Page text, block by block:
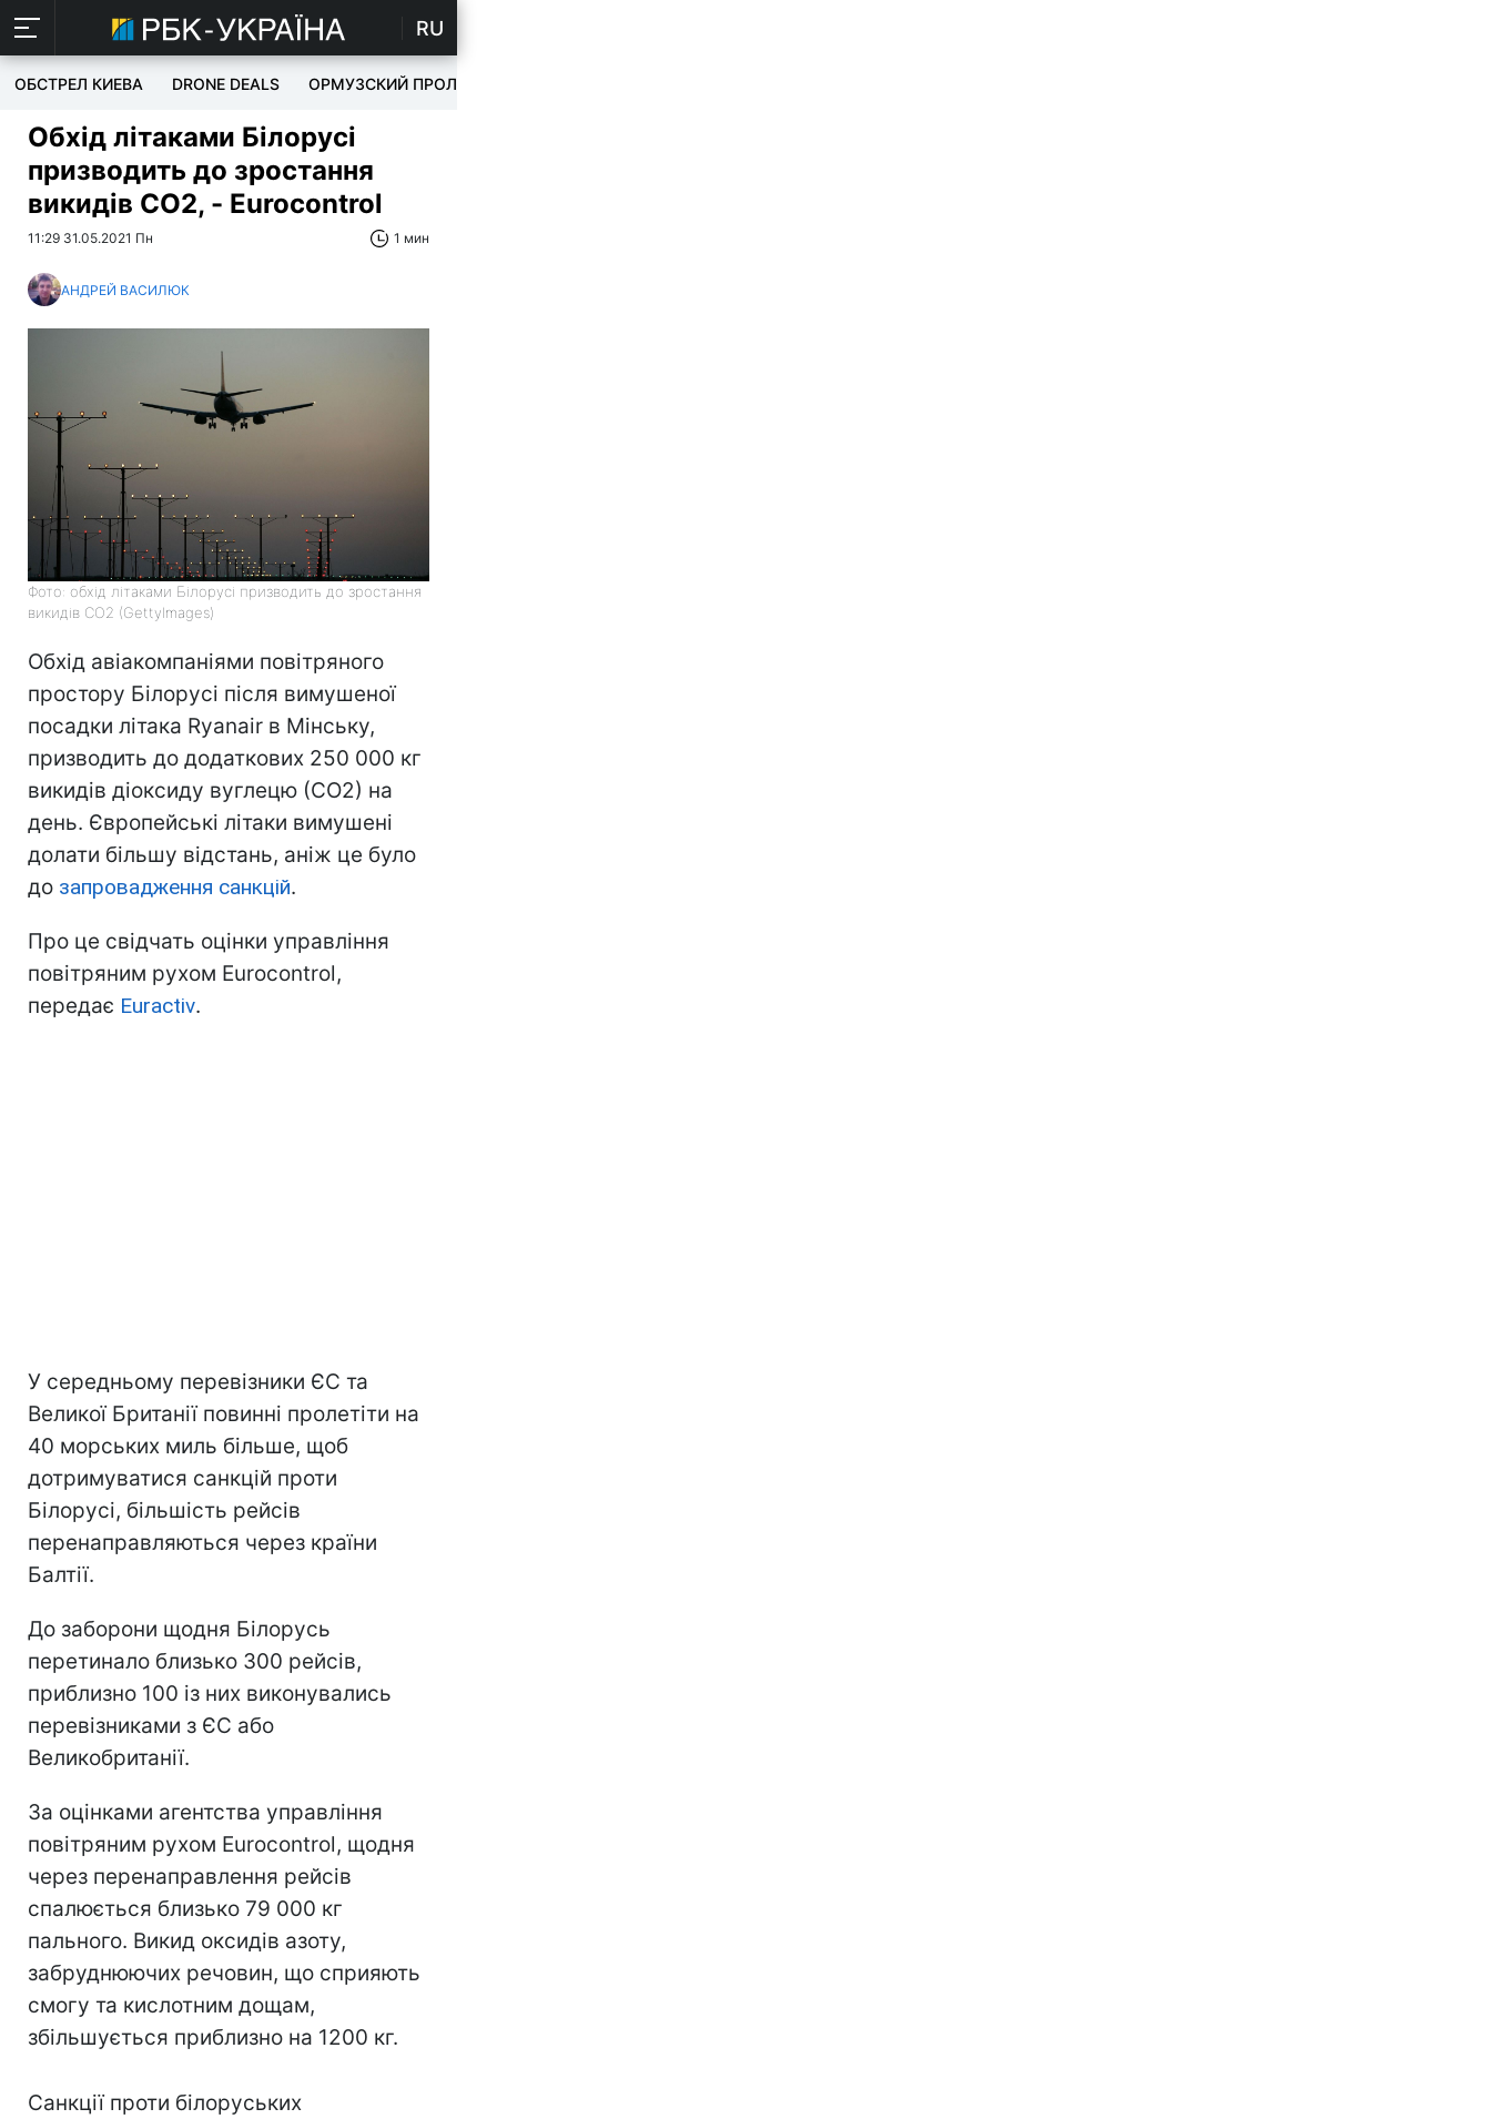
RU
ОБСТРЕЛ КИЕВА DRONE DEALS ОРМУЗСКИЙ ПРОЛИВ
Обхід літаками Білорусі
призводить до зростання
викидів СО2, - Eurocontrol
11:29 31.05.2021 Пн 1 мин
АНДРЕЙ ВАСИЛЮК
Фото: обхід літаками Білорусі призводить до зростання
викидів СО2 (GettyImages)
Обхід авіакомпаніями повітряного
простору Білорусі після вимушеної
посадки літака Ryanair в Мінську,
призводить до додаткових 250 000 кг
викидів діоксиду вуглецю (СО2) на
день. Європейські літаки вимушені
долати більшу відстань, аніж це було
до запровадження санкцій.
Про це свідчать оцінки управління
повітряним рухом Eurocontrol,
передає Euractiv.
У середньому перевізники ЄС та
Великої Британії повинні пролетіти на
40 морських миль більше, щоб
дотримуватися санкцій проти
Білорусі, більшість рейсів
перенаправляються через країни
Балтії.
До заборони щодня Білорусь
перетинало близько 300 рейсів,
приблизно 100 із них виконувались
перевізниками з ЄС або
Великобританії.
За оцінками агентства управління
повітряним рухом Eurocontrol, щодня
через перенаправлення рейсів
спалюється близько 79 000 кг
пального. Викид оксидів азоту,
забруднюючих речовин, що сприяють
смогу та кислотним дощам,
збільшується приблизно на 1200 кг.
Санкції проти білоруських